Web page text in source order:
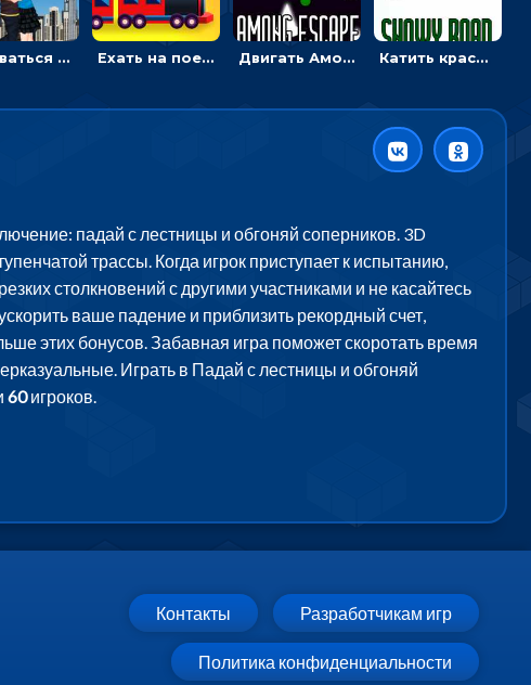
Целоваться или отвлекать прохожих от пары - гиперказуальные Ехать на поезде, через препятствия и собирать пассажиров - для мальчиков Двигать Амонг Ас в космосе или бежать через колья - гиперказуалка Катить красный мяч по снегу между елок - гиперказуальная
падай с лестницы и обгоняй соперников. 3D
трассы. Когда игрок приступает к испытанию,
столкновений с другими участниками и не касайтесь
ваше падение и приблизить рекордный счет,
этих бонусов. Забавная игра поможет скоротать время
Играть в Падай с лестницы и обгоняй
60игроков.
Контакты Разработчикам игр
Политика конфиденциальности